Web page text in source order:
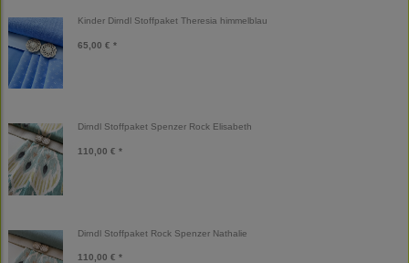
Kinder Dirndl Stoffpaket Theresia himmelblau
65,00 € *
Dirndl Stoffpaket Spenzer Rock Elisabeth
110,00 € *
Dirndl Stoffpaket Rock Spenzer Nathalie
110,00 € *